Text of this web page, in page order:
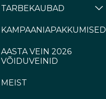
TARBEKAUBAD
KAMPAANIAPAKKUMISED
AASTA VEIN 2026
VÕIDUVEINID
MEIST